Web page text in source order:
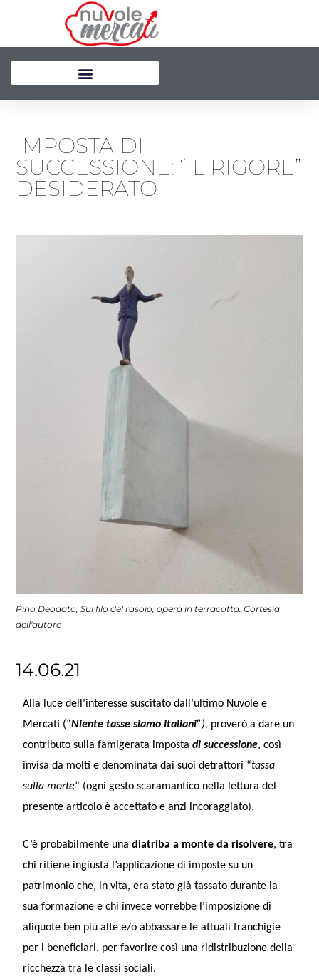
IMPOSTA DI
SUCCESSIONE: “IL RIGORE”
DESIDERATO
Pino Deodato, Sul filo del rasoio, opera in terracotta. Cortesia
dell'autore
14.06.21
Alla luce dell’interesse suscitato dall’ultimo Nuvole e
Mercati (“Niente tasse siamo Italiani”), proverò a dare un
contributo sulla famigerata imposta di successione, così
invisa da molti e denominata dai suoi detrattori “tassa
sulla morte” (ogni gesto scaramantico nella lettura del
presente articolo è accettato e anzi incoraggiato).
C’è probabilmente unadiatriba a monte da risolvere, tra
chi ritiene ingiusta l’applicazione di imposte su un
patrimonio che, in vita, era stato già tassato durante la
sua formazione e chi invece vorrebbe l’imposizione di
aliquote ben più alte e/o abbassare le attuali franchigie
per i beneficiari, per favorire così una ridistribuzione della
ricchezza tra le classi sociali.